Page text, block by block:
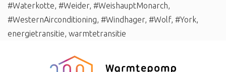
#Waterkotte, #Weider, #WeishauptMonarch,
#WesternAirconditioning, #Windhager, #Wolf, #York,
energietransitie, warmtetransitie